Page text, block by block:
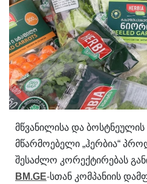
მწვანილისა და
მწარმოებელი „ჰერბია“
შესაძლო კორექტირებას
BM.GE-სთან კომპანიის